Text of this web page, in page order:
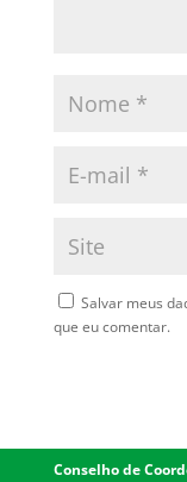
Salvar meus
que eu comentar.
Conselho de